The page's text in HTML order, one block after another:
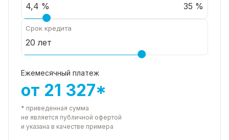
35 %
Срок кредита
Ежемесячный платеж
от 21 327*
* приведенная сумма
не является публичной офертой
и указана в качестве примера